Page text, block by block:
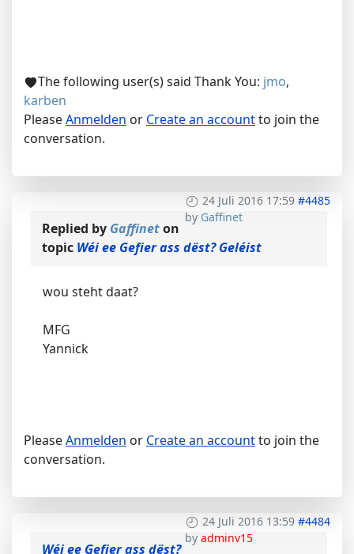
The following user(s) said Thank You: jmo,
karben
PleaseAnmelden or Create an accountto join the
conversation.
24 Juli 2016 17:59 #4485
by Gaffinet
Replied by Gaffineton
topic Wéi ee Gefier ass dëst? Geléist
wou steht daat?
MFG
Yannick
PleaseAnmelden or Create an accountto join the
conversation.
24 Juli 2016 13:59 #4484
by adminv15
Wéi ee Gefier ass dëst?